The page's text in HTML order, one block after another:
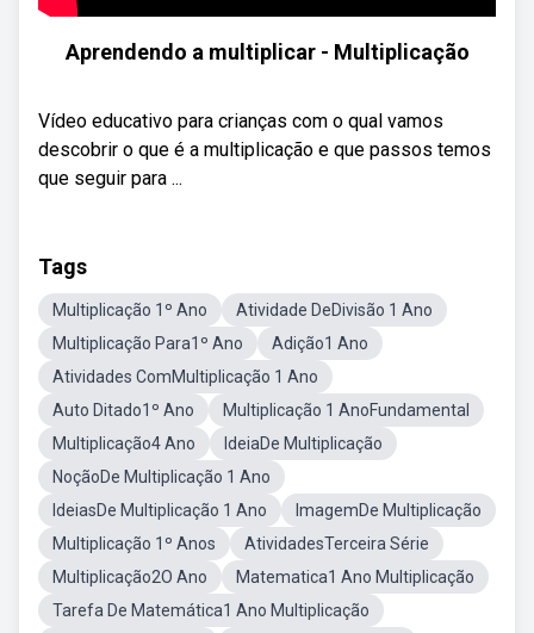
Aprendendo a multiplicar - Multiplicação
Vídeo educativo para crianças com o qual vamos
descobrir o que é a multiplicação e que passos temos
que seguir para ...
Tags
Multiplicação 1º Ano
Atividade DeDivisão 1 Ano
Multiplicação Para1º Ano
Adição1 Ano
Atividades ComMultiplicação 1 Ano
Auto Ditado1º Ano
Multiplicação 1 AnoFundamental
Multiplicação4 Ano
IdeiaDe Multiplicação
NoçãoDe Multiplicação 1 Ano
IdeiasDe Multiplicação 1 Ano
ImagemDe Multiplicação
Multiplicação 1º Anos
AtividadesTerceira Série
Multiplicação2O Ano
Matematica1 Ano Multiplicação
Tarefa De Matemática1 Ano Multiplicação